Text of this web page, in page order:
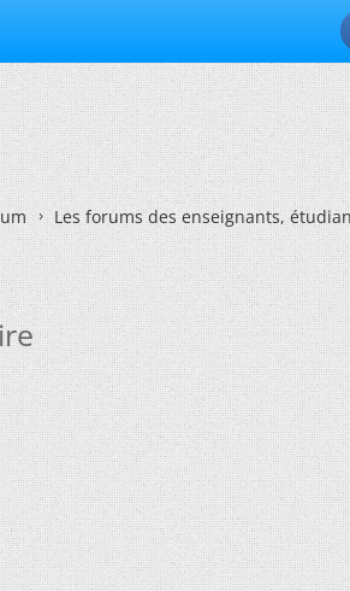
Les forums des enseignants,